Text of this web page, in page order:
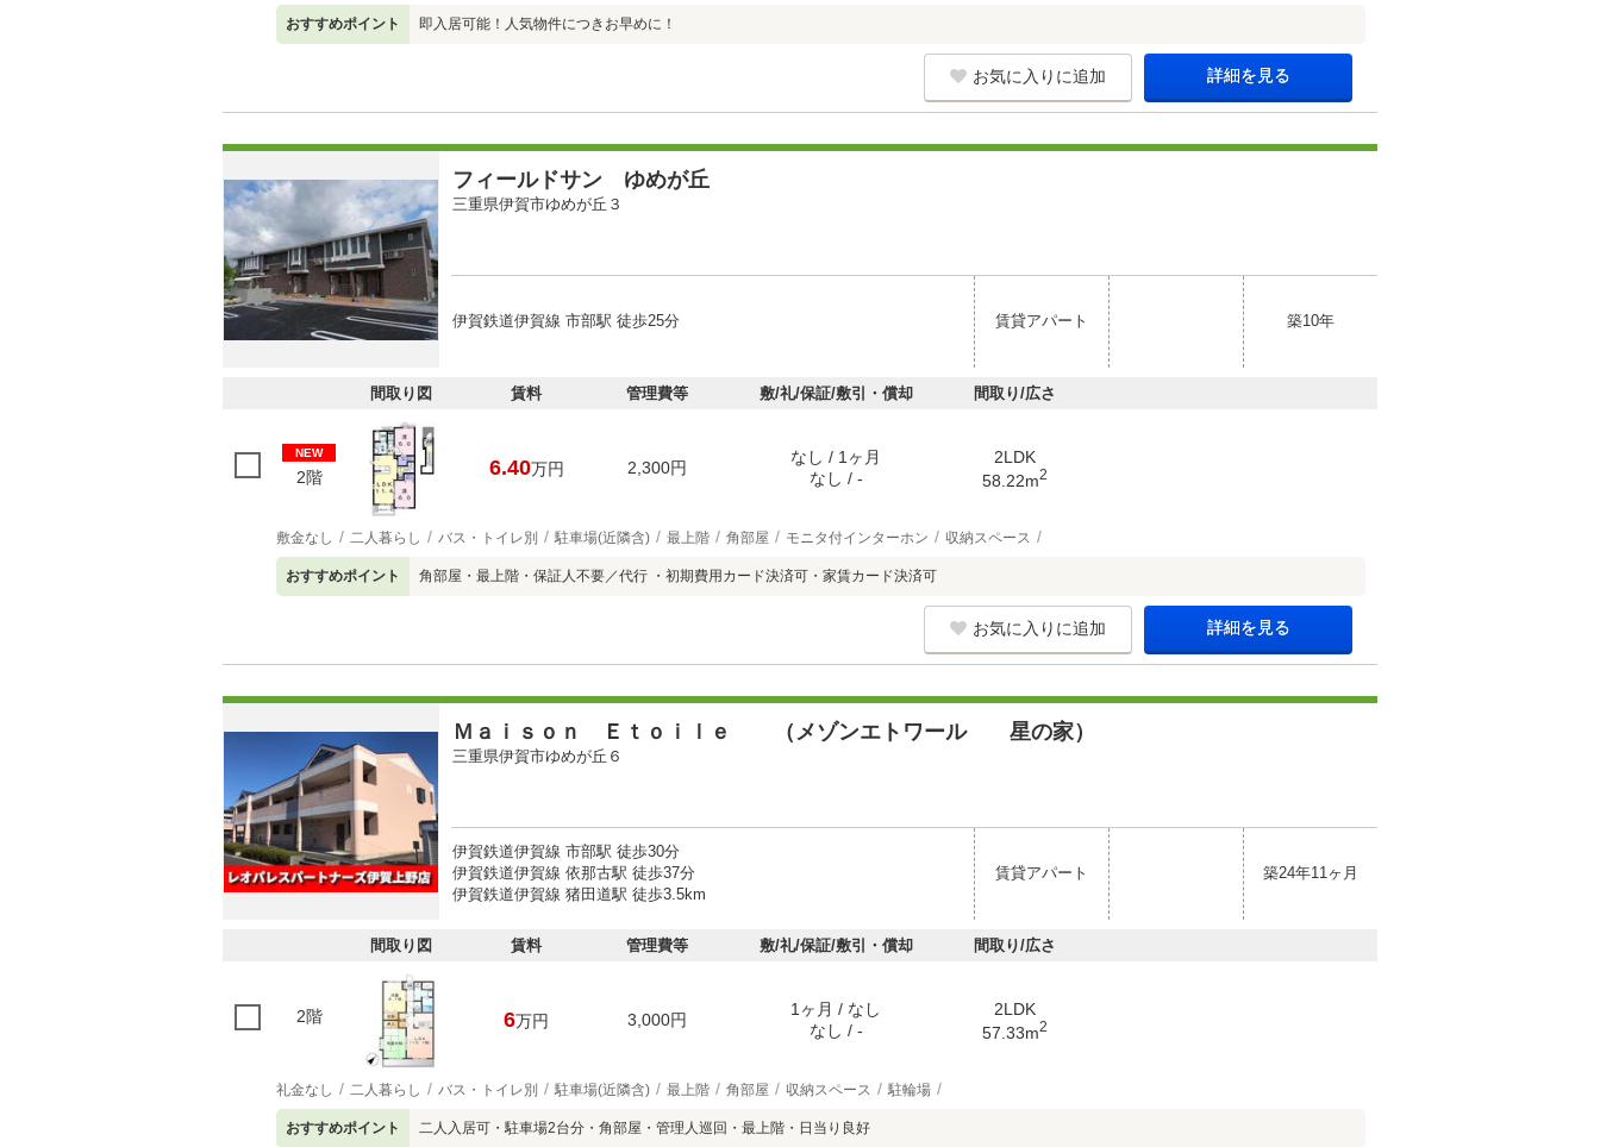
おすすめポイント 即入居可能！人気物件につきお早めに！
お気に入りに追加 詳細を見る
フィールドサン ゆめが丘
三重県伊賀市ゆめが丘３
伊賀鉄道伊賀線 市部駅 徒歩25分 賃貸アパート 築10年
間取り図 賃料 管理費等 敷/礼/保証/敷引・償却 間取り/広さ
NEW
2階 6.40万円 2,300円
なし / 1ヶ月
なし / -
2LDK
58.22m2
敷金なし 二人暮らし バス・トイレ別 駐車場(近隣含) 最上階 角部屋 モニタ付インターホン 収納スペース
おすすめポイント 角部屋・最上階・保証人不要／代行 ・初期費用カード決済可・家賃カード決済可
お気に入りに追加 詳細を見る
Ｍａｉｓｏｎ Ｅｔｏｉｌｅ （メゾンエトワール 星の家）
三重県伊賀市ゆめが丘６
伊賀鉄道伊賀線 市部駅 徒歩30分
伊賀鉄道伊賀線 依那古駅 徒歩37分
伊賀鉄道伊賀線 猪田道駅 徒歩3.5km
賃貸アパート 築24年11ヶ月
間取り図 賃料 管理費等 敷/礼/保証/敷引・償却 間取り/広さ
2階 6万円 3,000円
1ヶ月 / なし
なし / -
2LDK
57.33m2
礼金なし 二人暮らし バス・トイレ別 駐車場(近隣含) 最上階 角部屋 収納スペース 駐輪場
おすすめポイント 二人入居可・駐車場2台分・角部屋・管理人巡回・最上階・日当り良好